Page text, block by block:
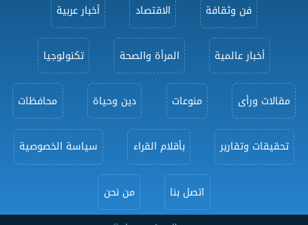
فن وثقافة الاقتصاد أخبار عربية
أخبار عالمية المرأة والصحة تكنولوجيا
مقالات ورأى منوعات دين وحياة محافظات
تحقيقات وتقارير بأقلام القراء سياسة الخصوصية
اتصل بنا من نحن